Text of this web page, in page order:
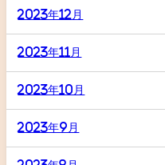
2023年12月
2023年11月
2023年10月
2023年9月